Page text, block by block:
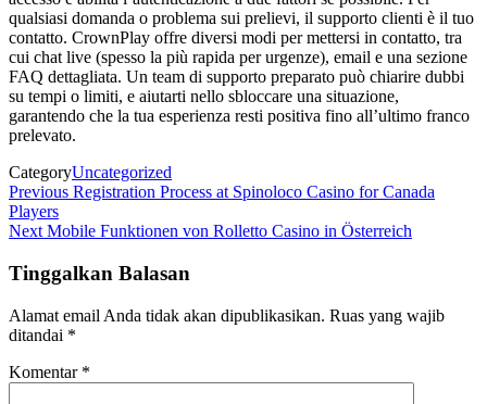
qualsiasi domanda o problema sui prelievi, il supporto clienti è il tuo
contatto. CrownPlay offre diversi modi per mettersi in contatto, tra
cui chat live (spesso la più rapida per urgenze), email e una sezione
FAQ dettagliata. Un team di supporto preparato può chiarire dubbi
su tempi o limiti, e aiutarti nello sbloccare una situazione,
garantendo che la tua esperienza resti positiva fino all’ultimo franco
prelevato.
CategoryUncategorized
Navigasi
pos
Previous
Post
Previous Registration Process at Spinoloco Casino for Canada
Players
Next
Next Mobile Funktionen von Rolletto Casino in Österreich
Tinggalkan Balasan
Alamat email Anda tidak akan dipublikasikan. Ruas yang wajib
ditandai *
Komentar *